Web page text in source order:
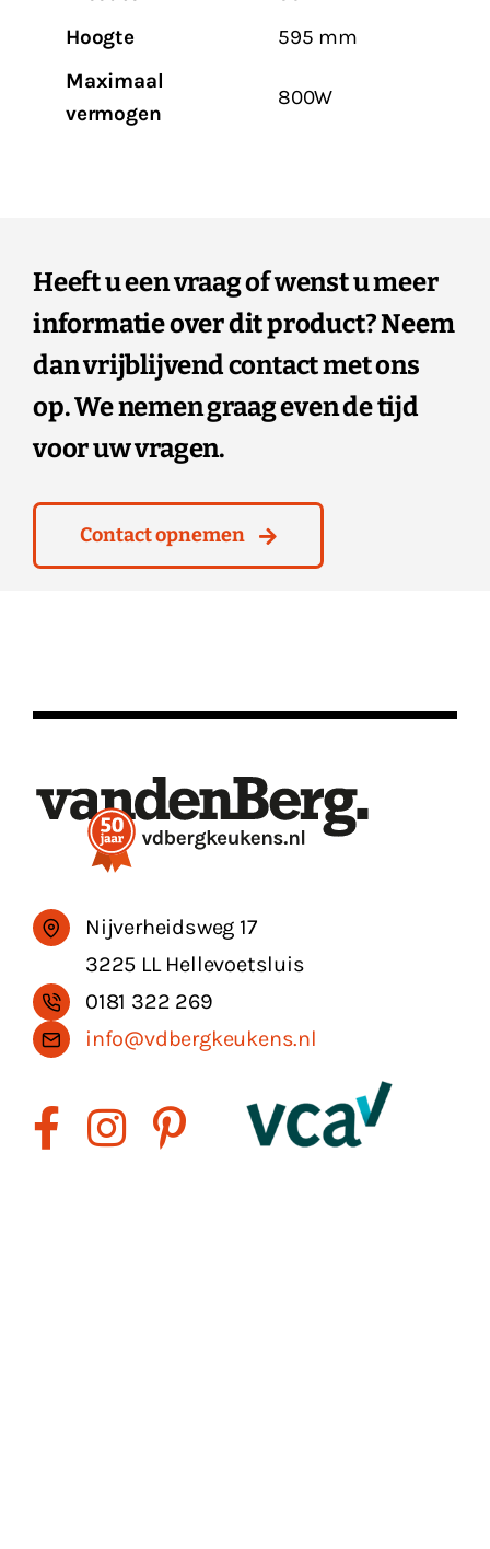
Hoogte
595 mm
Maximaal
vermogen
800W
Heeft u een vraag of wenst u meer
informatie over dit product? Neem
dan vrijblijvend contact met ons
op. We nemen graag even de tijd
voor uw vragen.
Contact opnemen
Nijverheidsweg 17
3225 LL Hellevoetsluis
0181 322 269
info@vdbergkeukens.nl